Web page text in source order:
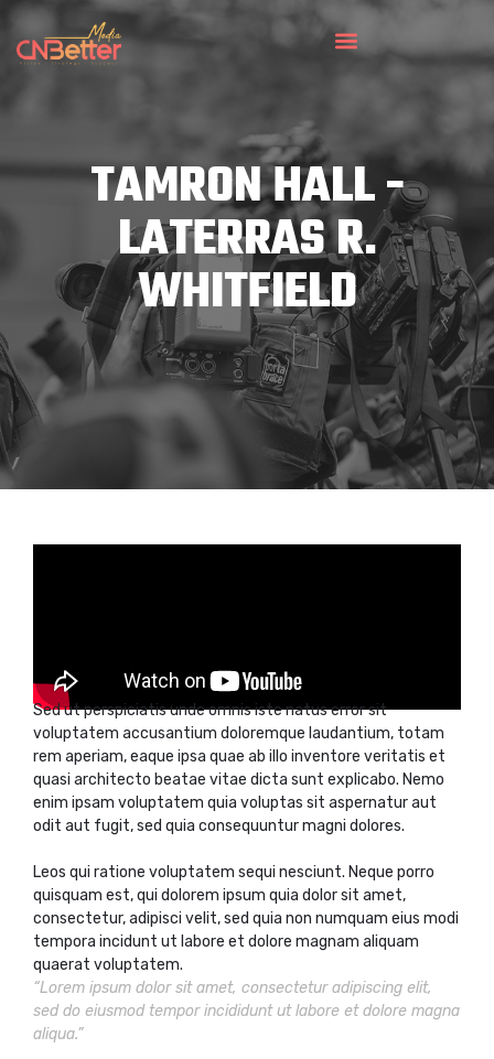
TAMRON HALL -
LATERRAS R.
WHITFIELD
Sed ut perspiciatis unde omnis iste natus error sit
voluptatem accusantium doloremque laudantium, totam
rem aperiam, eaque ipsa quae ab illo inventore veritatis et
quasi architecto beatae vitae dicta sunt explicabo. Nemo
enim ipsam voluptatem quia voluptas sit aspernatur aut
odit aut fugit, sed quia consequuntur magni dolores.
Leos qui ratione voluptatem sequi nesciunt. Neque porro
quisquam est, qui dolorem ipsum quia dolor sit amet,
consectetur, adipisci velit, sed quia non numquam eius modi
tempora incidunt ut labore et dolore magnam aliquam
quaerat voluptatem.
“Lorem ipsum dolor sit amet, consectetur adipiscing elit,
sed do eiusmod tempor incididunt ut labore et dolore magna
aliqua.”